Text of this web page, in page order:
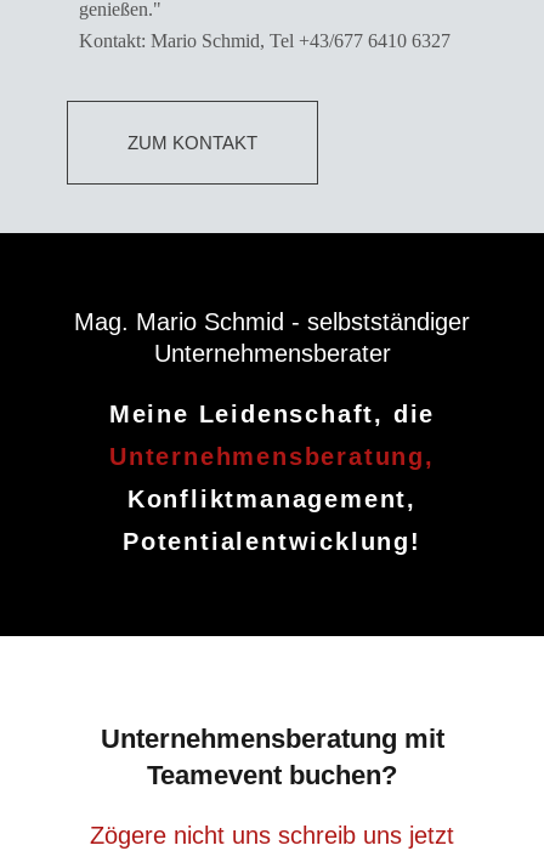
genießen."
Kontakt: Mario Schmid, Tel +43/677 6410 6327
ZUM KONTAKT
Mag. Mario Schmid - selbstständiger
Unternehmensberater
Meine Leidenschaft, die
Unternehmensberatung,
Konfliktmanagement,
Potentialentwicklung!
Unternehmensberatung mit
Teamevent buchen?
Zögere nicht uns schreib uns jetzt